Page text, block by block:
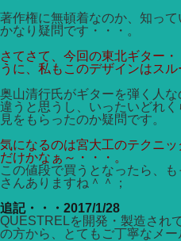
著作権に無頓着なのか、知って
かなり疑問です・・・。
さてさて、今回の東北ギター
うに、私もこのデザインはス
奥山清行氏がギターを弾く人
違うと思うし、いったいどれ
見をもらったのか疑問です。
気になるのは宮大工のテクニ
だけかなぁ～・・・。
この値段で買うとなったら、
さんありますね＾＾；
追記・・・2017/1/28
QUESTRELを開発・製造され
の方から、とてもご丁寧なメー